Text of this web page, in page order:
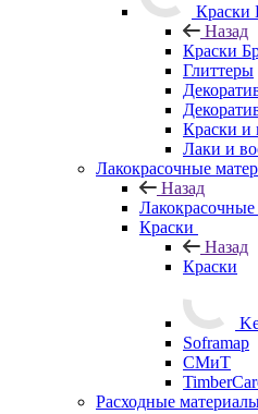
Краски
Назад
Краски
Глиттеры
Краски и
Лаки и
Лакокрасочные
Назад
Краски
Назад
Краски
Soframap
СМиТ
Расходные